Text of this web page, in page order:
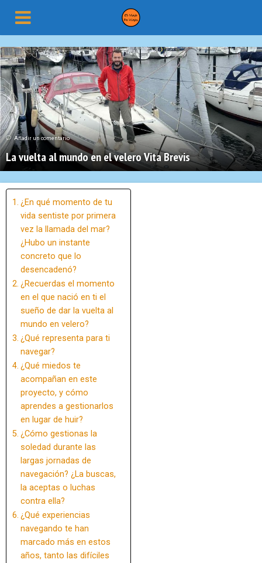
Añadir un comentario
La vuelta al mundo en el velero Vita Brevis
¿En qué momento de tu
vida sentiste por primera
vez la llamada del mar?
¿Hubo un instante
concreto que lo
desencadenó?
¿Recuerdas el momento
en el que nació en ti el
sueño de dar la vuelta al
mundo en velero?
¿Qué representa para ti
navegar?
¿Qué miedos te
acompañan en este
proyecto, y cómo
aprendes a gestionarlos
en lugar de huir?
¿Cómo gestionas la
soledad durante las
largas jornadas de
navegación? ¿La buscas,
la aceptas o luchas
contra ella?
¿Qué experiencias
navegando te han
marcado más en estos
años, tanto las difíciles